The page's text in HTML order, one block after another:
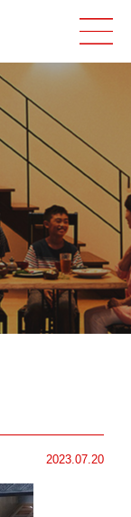
2023.07.20